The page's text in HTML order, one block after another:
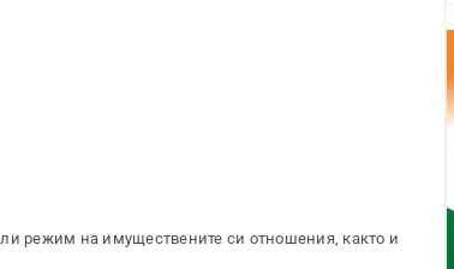
режим на имуществените си отношения, както и